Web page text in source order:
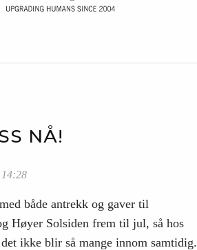
NÅ!
både antrekk og gaver til
Høyer Solsiden frem til jul, så hos
ikke blir så mange innom samtidig.